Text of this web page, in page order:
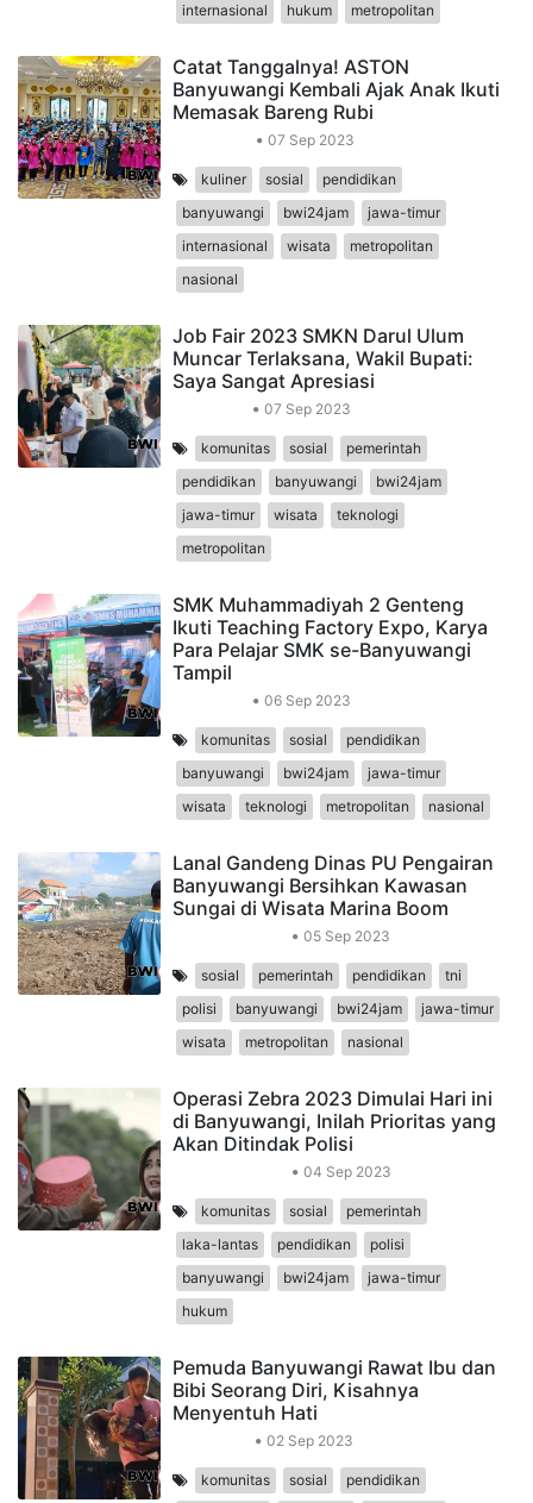
internasional
hukum metropolitan
Catat Tanggalnya! ASTON
Banyuwangi Kembali Ajak Anak Ikuti
Memasak Bareng Rubi
07 Sep 2023
kuliner sosial
pendidikan
banyuwangi
bwi24jam
jawa-timur
internasional
wisata
metropolitan
nasional
Job Fair 2023 SMKN Darul Ulum
Muncar Terlaksana, Wakil Bupati:
Saya Sangat Apresiasi
07 Sep 2023
komunitas sosial
pemerintah
pendidikan
banyuwangi
bwi24jam
jawa-timur
wisata
teknologi
metropolitan
SMK Muhammadiyah 2 Genteng
Ikuti Teaching Factory Expo, Karya
Para Pelajar SMK se-Banyuwangi
Tampil
06 Sep 2023
komunitas sosial
pendidikan
banyuwangi
bwi24jam
jawa-timur
wisata
teknologi metropolitan nasional
Lanal Gandeng Dinas PU Pengairan
Banyuwangi Bersihkan Kawasan
Sungai di Wisata Marina Boom
05 Sep 2023
sosial pemerintah pendidikan
tni
polisi
banyuwangi bwi24jam
jawa-timur
wisata
metropolitan nasional
Operasi Zebra 2023 Dimulai Hari ini
di Banyuwangi, Inilah Prioritas yang
Akan Ditindak Polisi
04 Sep 2023
komunitas sosial
pemerintah
laka-lantas
pendidikan
polisi
banyuwangi
bwi24jam
jawa-timur
hukum
Pemuda Banyuwangi Rawat Ibu dan
Bibi Seorang Diri, Kisahnya
Menyentuh Hati
02 Sep 2023
komunitas sosial
pendidikan